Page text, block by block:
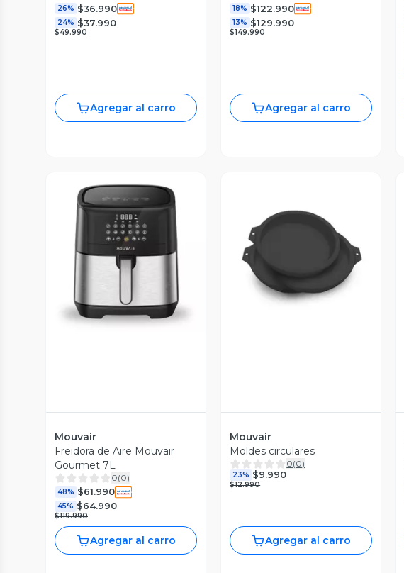
26% $36.990
24% $37.990
$49.990
Agregar al carro
18% $122.990
13% $129.990
$149.990
Agregar al carro
Vista Previa
Mouvair
Freidora de Aire Mouvair
Gourmet 7L
0(0)
48% $61.990
45% $64.990
$119.990
Agregar al carro
Vista Previa
Mouvair
Moldes circulares
0(0)
23% $9.990
$12.990
Agregar al carro